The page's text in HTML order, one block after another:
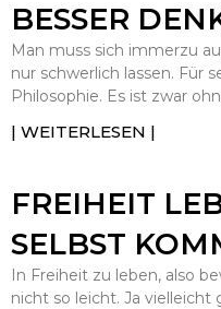
BESSER
Man muss sich immerzu
nur schwerlich lassen. Für
Philosophie. Es ist zwar
| WEITERLESEN |
FREIHEIT
SELBST
In Freiheit zu leben, also
nicht so leicht. Ja